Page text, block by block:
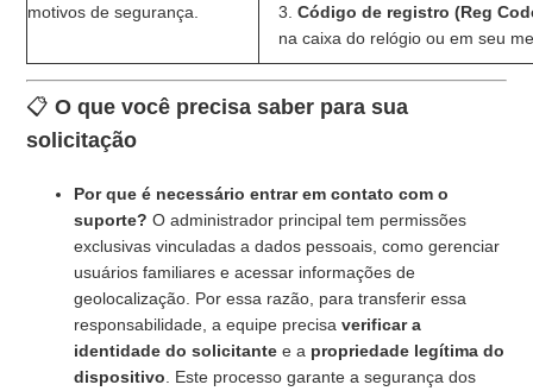
motivos de segurança.
3.Código de registro (Reg
na caixa do relógio ou em seu
📋O que você precisa saber para sua
solicitação
Por que é necessário entrar em contato com o
suporte? O administrador principal tem permissões
exclusivas vinculadas a dados pessoais, como gerenciar
usuários familiares e acessar informações de
geolocalização. Por essa razão, para transferir essa
responsabilidade, a equipe precisaverificar a
identidade do solicitante e a propriedade legítima do
dispositivo . Este processo garante a segurança dos